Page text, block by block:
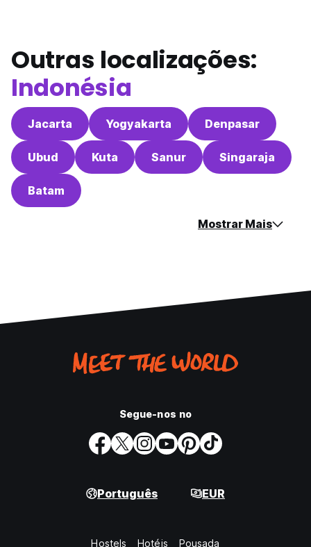
Outras localizações:
Indonésia
Jacarta Yogyakarta Denpasar
Ubud Kuta Sanur Singaraja
Batam
Mostrar Mais
Segue-nos no
Português EUR
Hostels Hotéis Pousada